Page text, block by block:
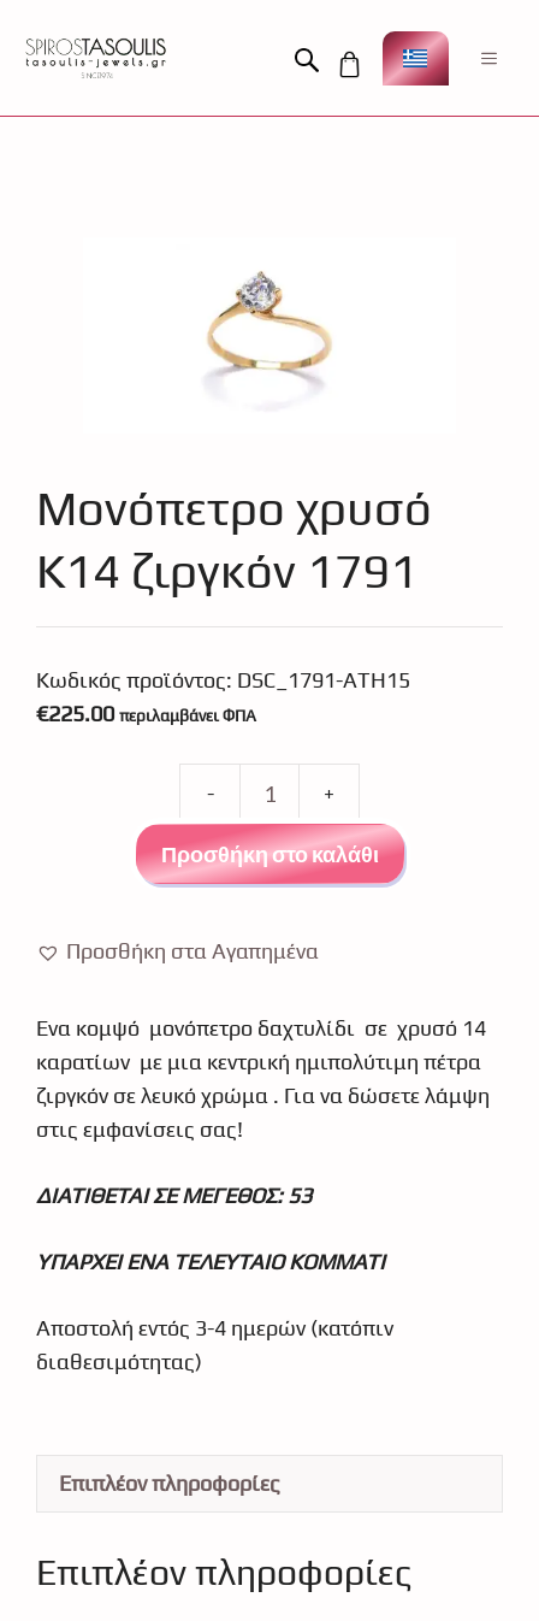
περιεχόμενο
Μονόπετρο χρυσό
Κ14 ζιργκόν 1791
Κωδικός προϊόντος: DSC_1791-ATH15
€225.00 περιλαμβάνει ΦΠΑ
χρυσό
Κ14
Προσθήκη στο καλάθι
Προσθήκη στα Αγαπημένα
Ένα κομψό μονόπετρο δαχτυλίδι σε χρυσό 14
καρατίων με μια κεντρική ημιπολύτιμη πέτρα
ζιργκόν σε λευκό χρώμα . Για να δώσετε λάμψη
στις εμφανίσεις σας!
ΔΙΑΤΙΘΕΤΑΙ ΣΕ ΜΕΓΕΘΟΣ: 53
ΥΠΑΡΧΕΙ ΕΝΑ ΤΕΛΕΥΤΑΙΟ ΚΟΜΜΑΤΙ
Αποστολή εντός 3-4 ημερών (κατόπιν
διαθεσιμότητας)
Επιπλέον πληροφορίες
Επιπλέον πληροφορίες